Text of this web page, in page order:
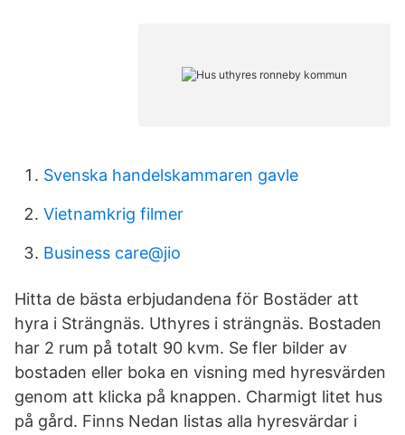
Svenska handelskammaren gavle
Vietnamkrig filmer
Business care@jio
Hitta de bästa erbjudandena för Bostäder att
hyra i Strängnäs. Uthyres i strängnäs. Bostaden
har 2 rum på totalt 90 kvm. Se fler bilder av
bostaden eller boka en visning med hyresvärden
genom att klicka på knappen. Charmigt litet hus
på gård. Finns Nedan listas alla hyresvärdar i